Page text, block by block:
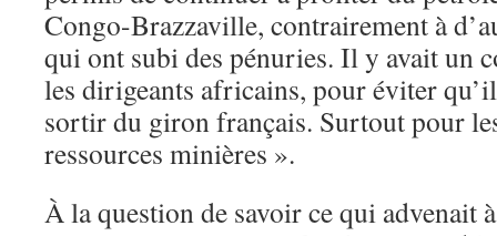
Congo-Brazzaville, contrairement à
qui ont subi des pénuries. Il y avait un
les dirigeants africains, pour éviter
sortir du giron français. Surtout pour
ressources minières ».
À la question de savoir ce qui advenait